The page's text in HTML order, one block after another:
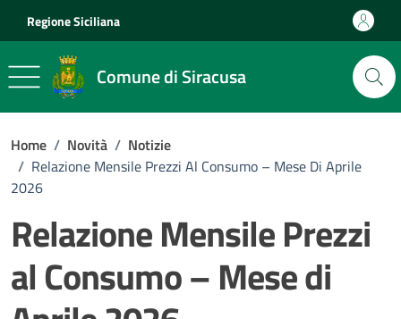
Regione Siciliana
Comune di Siracusa
Home / Novità / Notizie
/ Relazione Mensile Prezzi Al Consumo – Mese Di Aprile
2026
Relazione Mensile Prezzi
al Consumo – Mese di